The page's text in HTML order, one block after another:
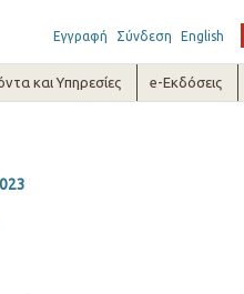
Εγγραφή Σύνδεση English
και Υπηρεσίες e-Εκδόσεις